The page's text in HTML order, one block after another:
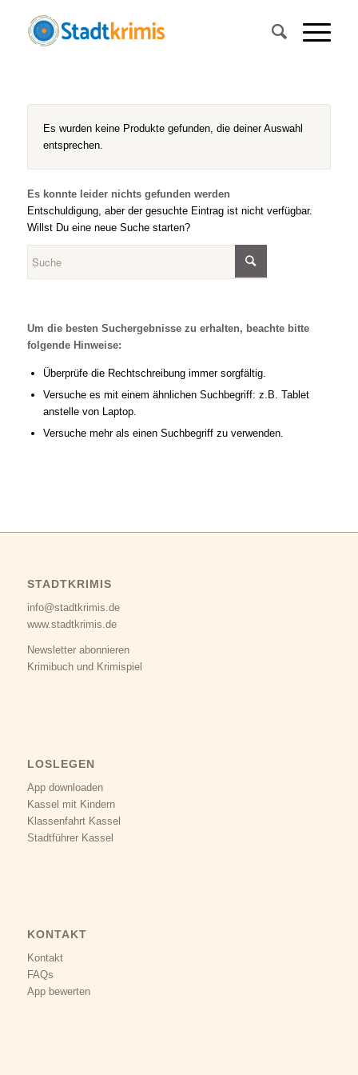
Es wurden keine Produkte gefunden, die deiner Auswahl
entsprechen.
Es konnte leider nichts gefunden werden
Entschuldigung, aber der gesuchte Eintrag ist nicht verfügbar.
Willst Du eine neue Suche starten?
Um die besten Suchergebnisse zu erhalten, beachte bitte
folgende Hinweise:
Überprüfe die Rechtschreibung immer sorgfältig.
Versuche es mit einem ähnlichen Suchbegriff: z.B. Tablet
anstelle von Laptop.
Versuche mehr als einen Suchbegriff zu verwenden.
STADTKRIMIS
info@stadtkrimis.de
www.stadtkrimis.de
Newsletter abonnieren
Krimibuch und Krimispiel
LOSLEGEN
App downloaden
Kassel mit Kindern
Klassenfahrt Kassel
Stadtführer Kassel
KONTAKT
Kontakt
FAQs
App bewerten